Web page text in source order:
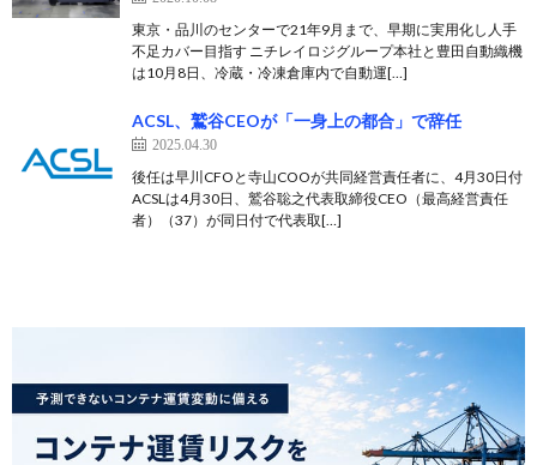
東京・品川のセンターで21年9月まで、早期に実用化し人手
不足カバー目指す ニチレイロジグループ本社と豊田自動織機
は10月8日、冷蔵・冷凍倉庫内で自動運[…]
ACSL、鷲谷CEOが「一身上の都合」で辞任
2025.04.30
後任は早川CFOと寺山COOが共同経営責任者に、4月30日付
ACSLは4月30日、鷲谷聡之代表取締役CEO（最高経営責任
者）（37）が同日付で代表取[…]